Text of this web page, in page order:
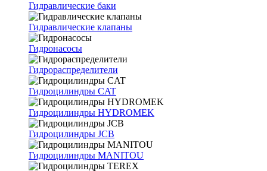
Гидравлические баки
Гидравлические клапаны
Гидронасосы
Гидрораспределители
Гидроцилиндры CAT
Гидроцилиндры HYDROMEK
Гидроцилиндры JCB
Гидроцилиндры MANITOU